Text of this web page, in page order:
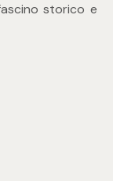
storico e